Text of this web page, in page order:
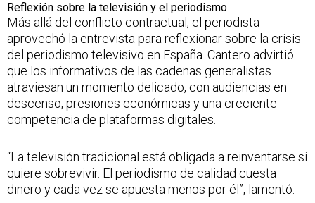
Reflexión sobre la televisión y el periodismo
Más allá del conflicto contractual, el periodista
aprovechó la entrevista para reflexionar sobre la crisis
del periodismo televisivo en España. Cantero advirtió
que los informativos de las cadenas generalistas
atraviesan un momento delicado, con audiencias en
descenso, presiones económicas y una creciente
competencia de plataformas digitales.
“La televisión tradicional está obligada a reinventarse si
quiere sobrevivir. El periodismo de calidad cuesta
dinero y cada vez se apuesta menos por él”, lamentó.